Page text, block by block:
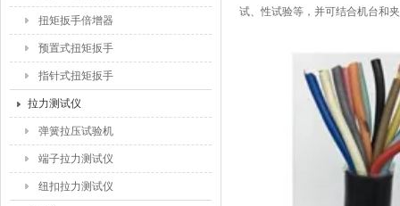
扭矩扳手倍增器
预置式扭矩扳手
指针式扭矩扳手
拉力测试仪
弹簧拉压试验机
端子拉力测试仪
纽扣拉力测试仪
试、性试验等，并可结合机台和